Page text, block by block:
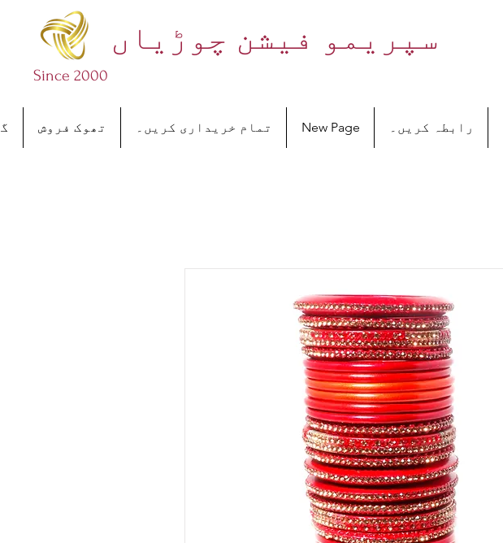
سپریمو فیشن چوڑیاں
Since 2000
تھوک فروش تمام خریداری کریں۔ New Page رابطہ کریں۔